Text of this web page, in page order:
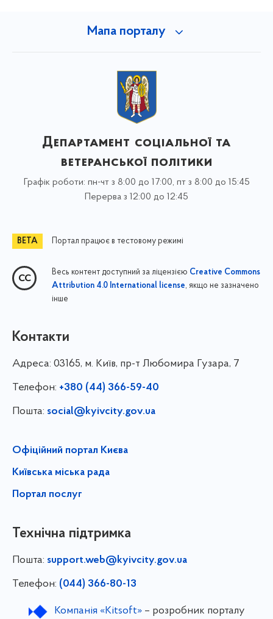
Мапа порталу
Департамент соціальної та
ветеранської політики
Графік роботи: пн-чт з 8:00 до 17:00, пт з 8:00 до 15:45
Перерва з 12:00 до 12:45
Портал працює в тестовому режимі
Весь контент доступний за ліцензією Creative Commons
Attribution 4.0 International license, якщо не зазначено
інше
Контакти
Адреса: 03165, м. Київ, пр-т Любомира Гузара, 7
Телефон: +380 (44) 366-59-40
Пошта: social@kyivcity.gov.ua
Офіційний портал Києва
Київська міська рада
Портал послуг
Технічна підтримка
Пошта: support.web@kyivcity.gov.ua
Телефон: (044) 366-80-13
Компанія «Kitsoft»– розробник порталу